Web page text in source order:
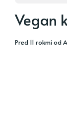
Vegan
pred 11 rokmiod